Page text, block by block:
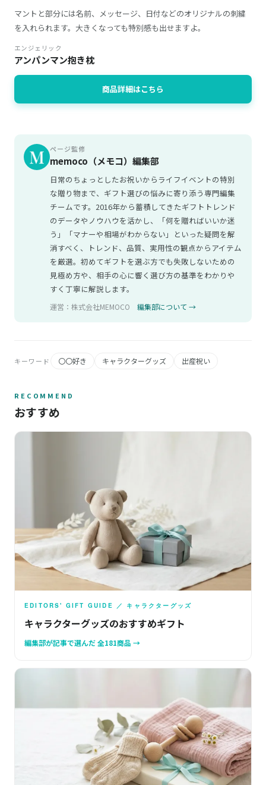
マントと部分には名前、メッセージ、日付などのオリジナルの刺繍
を入れられます。大きくなっても特別感も出せますよ。
エンジェリック
アンパンマン抱き枕
商品詳細はこちら
ページ監修
memoco（メモコ）編集部
日常のちょっとしたお祝いからライフイベントの特別
な贈り物まで、ギフト選びの悩みに寄り添う専門編集
チームです。2016年から蓄積してきたギフトトレンド
のデータやノウハウを活かし、「何を贈ればいいか迷
う」「マナーや相場がわからない」といった疑問を解
消すべく、トレンド、品質、実用性の観点からアイテム
を厳選。初めてギフトを選ぶ方でも失敗しないための
見極め方や、相手の心に響く選び方の基準をわかりや
すく丁寧に解説します。
運営：株式会社MEMOCO 編集部について →
キーワード 〇〇好き キャラクターグッズ 出産祝い
RECOMMEND
おすすめ
EDITORS' GIFT GUIDE ／ キャラクターグッズ
キャラクターグッズのおすすめギフト
編集部が記事で選んだ 全181商品 →